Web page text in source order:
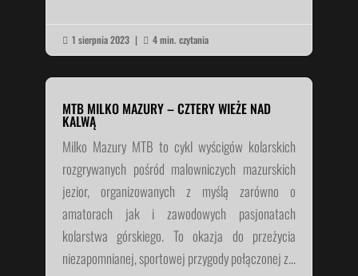
 1 sierpnia 2023 |  4 min. czytania
MTB MILKO MAZURY – CZTERY WIEŻE NAD
KALWĄ
Milko Mazury MTB to cykl wyścigów kolarskich
rozgrywanych pośród malowniczych mazurskich
jezior, organizowanych z myślą zarówno o
amatorach jak i zawodowych pasjonatach
kolarstwa górskiego. To okazja do przeżycia
niezapomnianej, sportowej przygody połączonej z...